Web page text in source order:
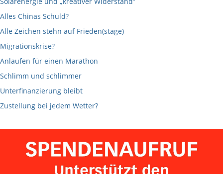
Alles Chinas Schuld?
Alle Zeichen stehn auf Frieden(stage)
Migrationskrise?
Anlaufen für einen Marathon
Schlimm und schlimmer
Unterfinanzierung bleibt
Zustellung bei jedem Wetter?